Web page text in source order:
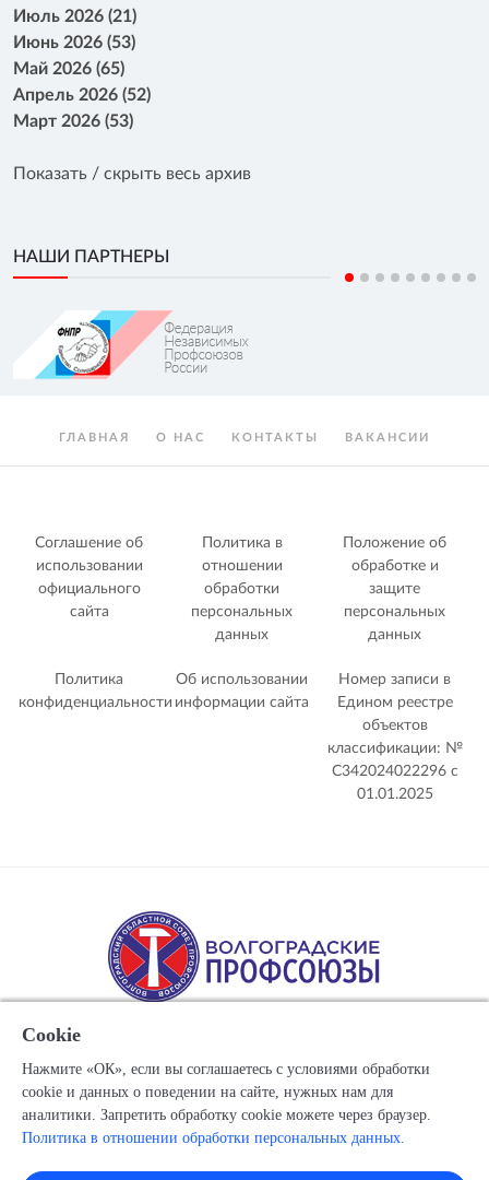
Июль 2026 (21)
Июнь 2026 (53)
Май 2026 (65)
Апрель 2026 (52)
Март 2026 (53)
Показать / скрыть весь архив
НАШИ ПАРТНЕРЫ
ГЛАВНАЯ О НАС КОНТАКТЫ ВАКАНСИИ
Соглашение об
использовании
официального
сайта
Политика в
отношении
обработки
персональных
данных
Положение об
обработке и
защите
персональных
данных
Политика
конфиденциальности
Об использовании
информации сайта
Номер записи в
Едином реестре
объектов
классификации: №
С342024022296 c
01.01.2025
Copyright © 1917-2025 Союз организаций профсоюзов
"Волгоградский областной Совет профессиональных
Cookie
Нажмите «ОК», если вы соглашаетесь с условиями обработки
cookie и данных о поведении на сайте, нужных нам для
аналитики. Запретить обработку cookie можете через браузер.
Политика в отношении обработки персональных данных.